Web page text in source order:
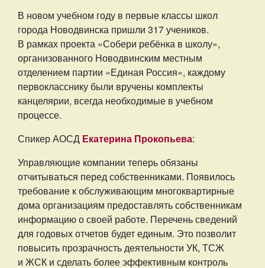
В новом учебном году в первые классы школ
города Новодвинска пришли 317 учеников.
В рамках проекта «Собери ребёнка в школу»,
организованного Новодвинским местным
отделением партии «Единая Россия», каждому
первокласснику были вручены комплекты
канцелярии, всегда необходимые в учебном
процессе.
Спикер АОСД Екатерина Прокопьева:
Управляющие компании теперь обязаны
отчитываться перед собственниками. Появилось
требование к обслуживающим многоквартирные
дома организациям предоставлять собственникам
информацию о своей работе. Перечень сведений
для годовых отчетов будет единым. Это позволит
повысить прозрачность деятельности УК, ТСЖ
и ЖСК и сделать более эффективным контроль